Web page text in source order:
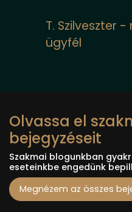
szakértő ,
„szolgáltatást”
Többet
D. Miklós -
külföldi
Olvassa el
bejegyzéseit
Szakmai blogunkban
eseteinkbe engedünk
Megnézem az összes